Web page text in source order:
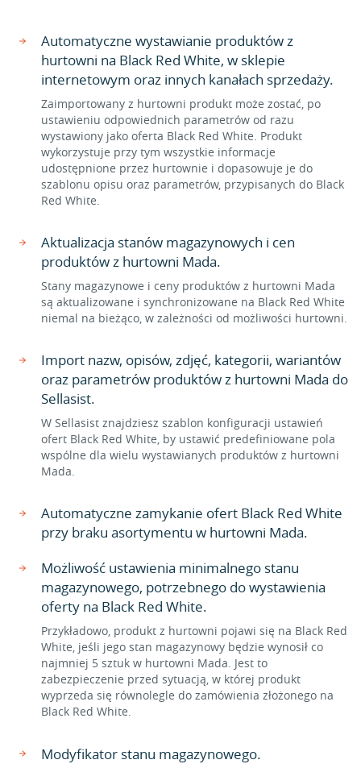
Automatyczne wystawianie produktów z
hurtowni na Black Red White, w sklepie
internetowym oraz innych kanałach sprzedaży.
Zaimportowany z hurtowni produkt może zostać, po
ustawieniu odpowiednich parametrów od razu
wystawiony jako oferta Black Red White. Produkt
wykorzystuje przy tym wszystkie informacje
udostępnione przez hurtownie i dopasowuje je do
szablonu opisu oraz parametrów, przypisanych do Black
Red White.
Aktualizacja stanów magazynowych i cen
produktów z hurtowni Mada.
Stany magazynowe i ceny produktów z hurtowni Mada
są aktualizowane i synchronizowane na Black Red White
niemal na bieżąco, w zależności od możliwości hurtowni.
Import nazw, opisów, zdjęć, kategorii, wariantów
oraz parametrów produktów z hurtowni Mada do
Sellasist.
W Sellasist znajdziesz szablon konfiguracji ustawień
ofert Black Red White, by ustawić predefiniowane pola
wspólne dla wielu wystawianych produktów z hurtowni
Mada.
Automatyczne zamykanie ofert Black Red White
przy braku asortymentu w hurtowni Mada.
Możliwość ustawienia minimalnego stanu
magazynowego, potrzebnego do wystawienia
oferty na Black Red White.
Przykładowo, produkt z hurtowni pojawi się na Black Red
White, jeśli jego stan magazynowy będzie wynosił co
najmniej 5 sztuk w hurtowni Mada. Jest to
zabezpieczenie przed sytuacją, w której produkt
wyprzeda się równolegle do zamówienia złożonego na
Black Red White.
Modyfikator stanu magazynowego.